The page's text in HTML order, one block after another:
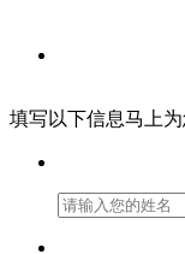
填写以下信息马上